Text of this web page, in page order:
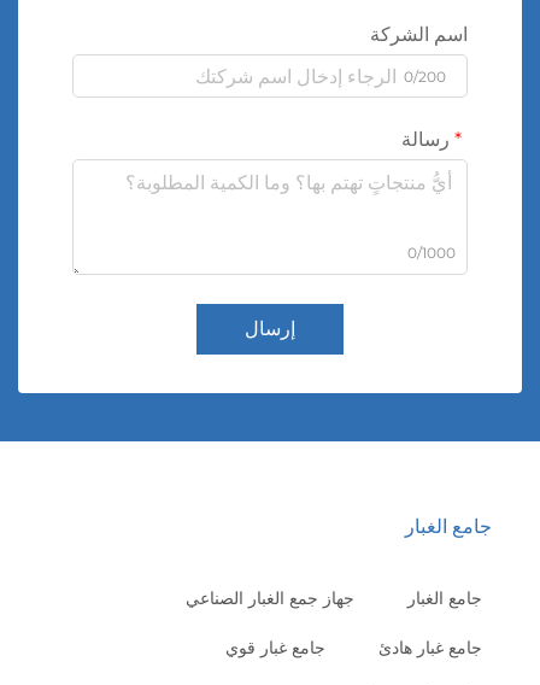
اسم الشركة
رسالة
الغبار
جامع الغبار جهاز جمع الغبار الصناعي
جامع غبار هادئ جامع غبار قوي